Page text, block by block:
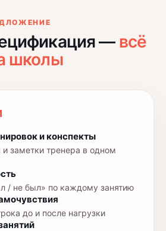
— всё
школы
и конспекты
и заметки тренера в одном
/ не был» по каждому занятию
до и после нагрузки